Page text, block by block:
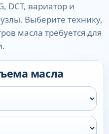
DCT, вариатор и
Выберите технику,
масла требуется для
масла